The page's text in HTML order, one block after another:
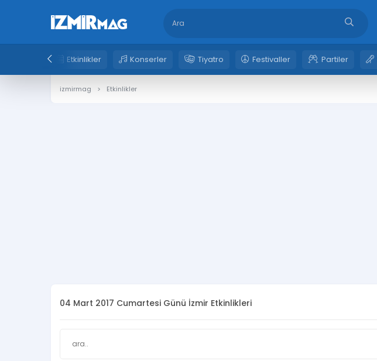
Etkinlikler Konserler Tiyatro Festivaller Partiler
izmirmag Etkinlikler
04 Mart 2017 Cumartesi Günü İzmir Etkinlikleri